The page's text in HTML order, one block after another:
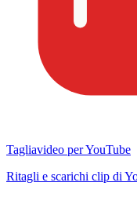
Tagliavideo per YouTube
Ritagli e scarichi clip di